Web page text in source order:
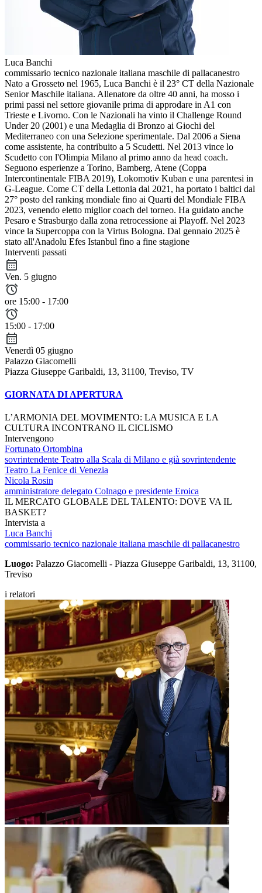
Luca Banchi
commissario tecnico nazionale italiana maschile di pallacanestro
Nato a Grosseto nel 1965, Luca Banchi è il 23° CT della Nazionale
Senior Maschile italiana. Allenatore da oltre 40 anni, ha mosso i
primi passi nel settore giovanile prima di approdare in A1 con
Trieste e Livorno. Con le Nazionali ha vinto il Challenge Round
Under 20 (2001) e una Medaglia di Bronzo ai Giochi del
Mediterraneo con una Selezione sperimentale. Dal 2006 a Siena
come assistente, ha contribuito a 5 Scudetti. Nel 2013 vince lo
Scudetto con l'Olimpia Milano al primo anno da head coach.
Seguono esperienze a Torino, Bamberg, Atene (Coppa
Intercontinentale FIBA 2019), Lokomotiv Kuban e una parentesi in
G-League. Come CT della Lettonia dal 2021, ha portato i baltici dal
27° posto del ranking mondiale fino ai Quarti del Mondiale FIBA
2023, venendo eletto miglior coach del torneo. Ha guidato anche
Pesaro e Strasburgo dalla zona retrocessione ai Playoff. Nel 2023
vince la Supercoppa con la Virtus Bologna. Dal gennaio 2025 è
stato all'Anadolu Efes Istanbul fino a fine stagione
Interventi passati
Ven. 5 giugno
ore 15:00 - 17:00
15:00 - 17:00
Venerdì 05 giugno
Palazzo Giacomelli
Piazza Giuseppe Garibaldi, 13, 31100, Treviso, TV
GIORNATA DI APERTURA
L’ARMONIA DEL MOVIMENTO: LA MUSICA E LA
CULTURA INCONTRANO IL CICLISMO
Intervengono
Fortunato Ortombina
sovrintendente Teatro alla Scala di Milano e già sovrintendente
Teatro La Fenice di Venezia
Nicola Rosin
amministratore delegato Colnago e presidente Eroica
IL MERCATO GLOBALE DEL TALENTO: DOVE VA IL
BASKET?
Intervista a
Luca Banchi
commissario tecnico nazionale italiana maschile di pallacanestro
Luogo: Palazzo Giacomelli - Piazza Giuseppe Garibaldi, 13, 31100,
Treviso
i relatori